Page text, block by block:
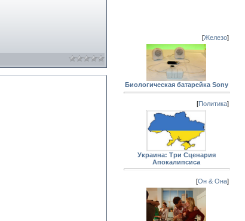
[Железо]
Биологическая батарейка Sony
[Политика]
Украина: Три Сценария
Апокалипсиса
[Он & Она]